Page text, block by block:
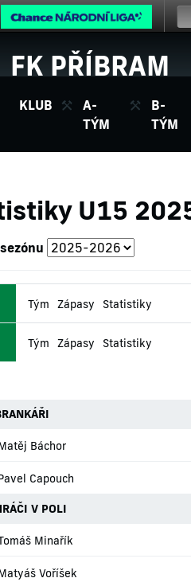
FK PŘÍBRAM
KLUB
A-
TÝM
B-
TÝM
U15
Tým Zápasy Statistiky
Tým Zápasy Statistiky
Báchor
Capouch
V POLI
Minařík
Voříšek